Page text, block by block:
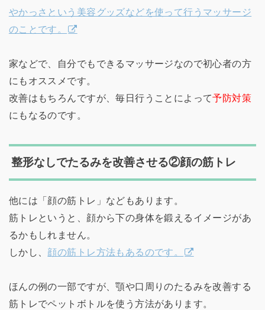
やかっさという美容グッズなどを使って行うマッサージ
のことです。
家などで、自分でもできるマッサージなので初心者の方
にもオススメです。
改善はもちろんですが、毎日行うことによって予防対策
にもなるのです。
整形なしでたるみを改善させる②顔の筋トレ
他には「顔の筋トレ」などもあります。
筋トレというと、顔から下の身体を鍛えるイメージがあ
るかもしれません。
しかし、 顔の筋トレ方法もあるのです。
ほんの例の一部ですが、顎や口周りのたるみを改善する
筋トレでペットボトルを使う方法があります。